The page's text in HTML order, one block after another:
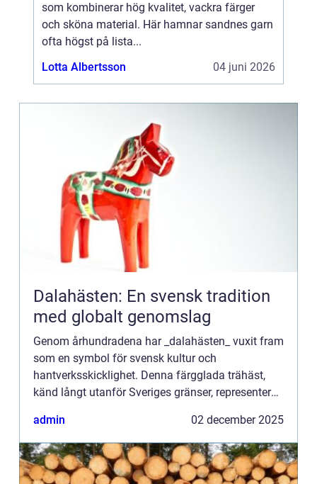
som kombinerar hög kvalitet, vackra färger
och sköna material. Här hamnar sandnes garn
ofta högst på lista...
Lotta Albertsson
04 juni 2026
Dalahästen: En svensk tradition
med globalt genomslag
Genom århundradena har _dalahästen_ vuxit fram
som en symbol för svensk kultur och
hantverksskicklighet. Denna färgglada trähäst,
känd långt utanför Sveriges gränser, representerar
admin 02 december 2025